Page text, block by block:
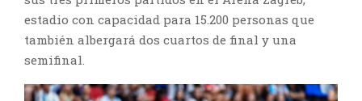
estadio con capacidad para 15.200 personas que
también albergará dos cuartos de final y una
semifinal.